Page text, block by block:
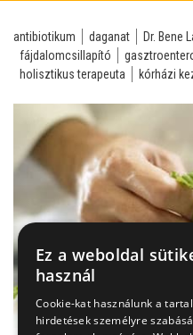
antibiotikum daganat Dr. Bene
fájdalomcsillapító
holisztikus terapeuta
kórházi
Ez a weboldal
használ
Cookie-kat használunk a
hirdetések személyre